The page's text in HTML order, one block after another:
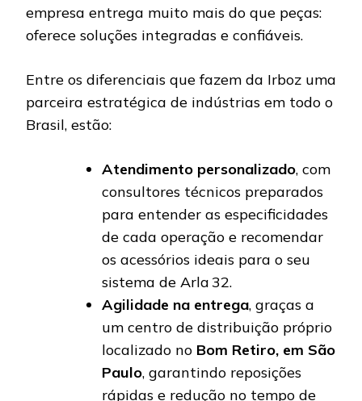
empresa entrega muito mais do que peças:
oferece soluções integradas e confiáveis.
Entre os diferenciais que fazem da Irboz uma
parceira estratégica de indústrias em todo o
Brasil, estão:
Atendimento personalizado, com
consultores técnicos preparados
para entender as especificidades
de cada operação e recomendar
os acessórios ideais para o seu
sistema de Arla 32.
Agilidade na entrega, graças a
um centro de distribuição próprio
localizado no Bom Retiro, em São
Paulo, garantindo reposições
rápidas e redução no tempo de